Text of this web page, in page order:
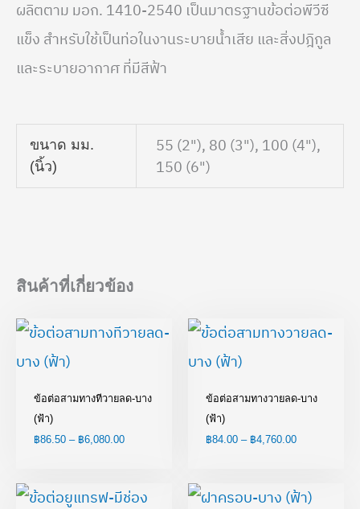
ผลิตตาม มอก. 1410-2540 เป็นมาตรฐานข้อต่อพีวีซี
แข็ง สำหรับใช้เป็นท่อในงานระบายน้ำเสีย และสิ่งปฎิกูล
และระบายอากาศ ที่มีสีฟ้า
ขนาด มม.
(นิ้ว)
55 (2"), 80 (3"), 100 (4"),
150 (6")
สินค้าที่เกี่ยวข้อง
ข้อต่อสามทางทีวายลด-บาง
(ฟ้า)
฿86.50 – ฿6,080.00
range:
ข้อต่อสามทางวายลด-บาง
(ฟ้า)
฿84.00 – ฿4,760.00
range:
Price
range:
Price
range: